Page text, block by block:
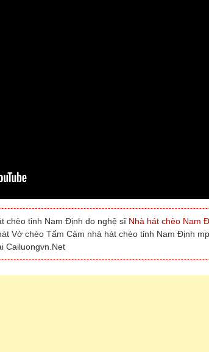
chèo tỉnh Nam Định do nghệ sĩ Nhà hát chèo Nam
Vở chèo Tấm Cám nhà hát chèo tỉnh Nam Định
Cailuongvn.Net